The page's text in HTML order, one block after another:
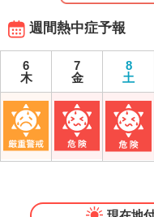
週間熱中症予報
6
木
7
金
8
土